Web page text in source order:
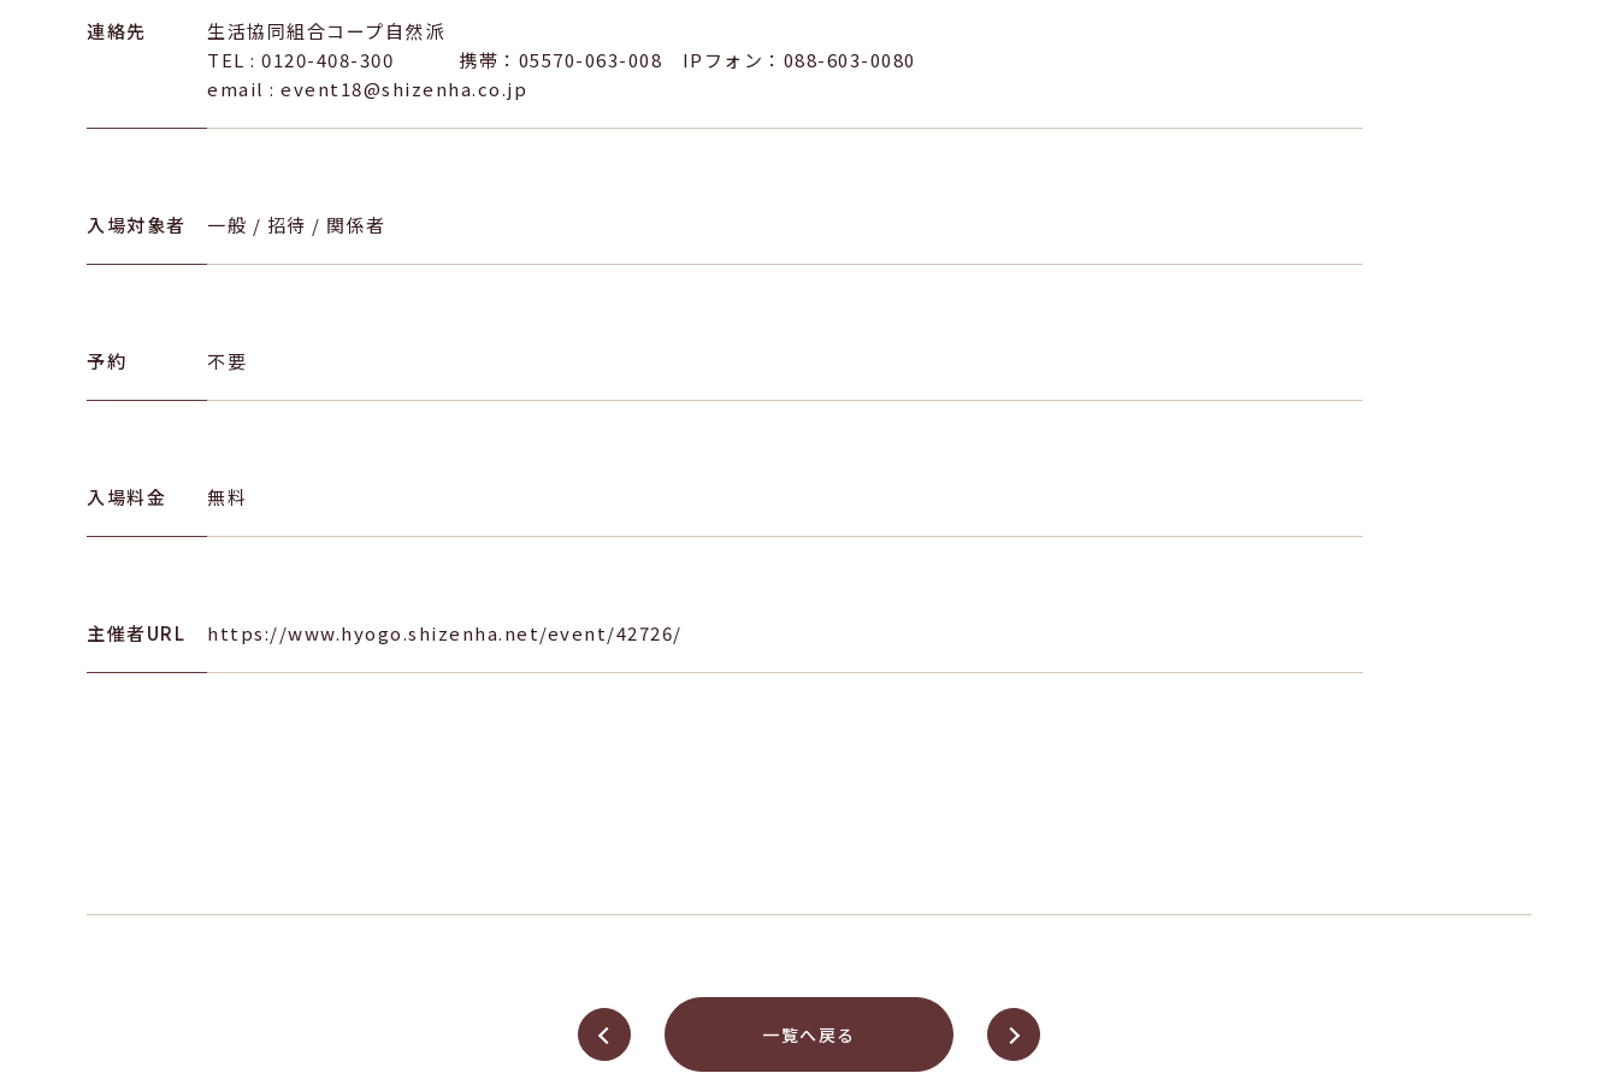
連絡先
生活協同組合コープ自然派
TEL : 0120-408-300 携帯：05570-063-008 IPフォン：088-603-0080
email : event18@shizenha.co.jp
入場対象者 一般 / 招待 / 関係者
予約 不要
入場料金 無料
主催者URL https://www.hyogo.shizenha.net/event/42726/
一覧へ戻る